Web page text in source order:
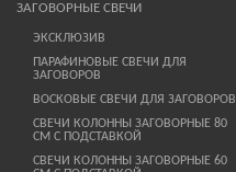
ЗАГОВОРНЫЕ СВЕЧИ
ЭКСКЛЮЗИВ
ПАРАФИНОВЫЕ СВЕЧИ ДЛЯ
ЗАГОВОРОВ
ВОСКОВЫЕ СВЕЧИ ДЛЯ ЗАГОВОРОВ
СВЕЧИ КОЛОННЫ ЗАГОВОРНЫЕ 80
СМ С ПОДСТАВКОЙ
СВЕЧИ КОЛОННЫ ЗАГОВОРНЫЕ 60